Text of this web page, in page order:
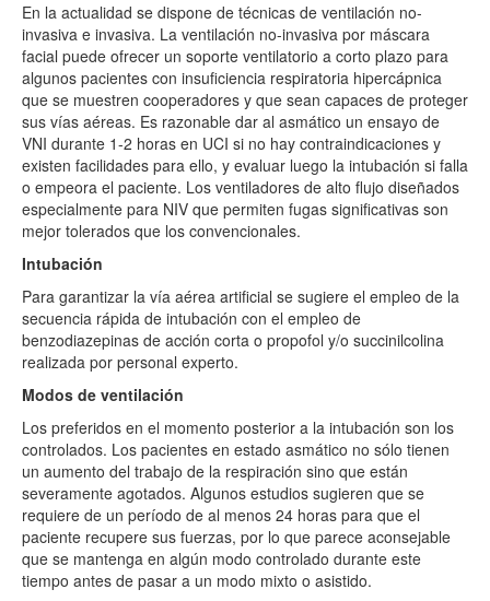
En la actualidad se dispone de técnicas de ventilación no-
invasiva e invasiva. La ventilación no-invasiva por máscara
facial puede ofrecer un soporte ventilatorio a corto plazo para
algunos pacientes con insuficiencia respiratoria hipercápnica
que se muestren cooperadores y que sean capaces de proteger
sus vías aéreas. Es razonable dar al asmático un ensayo de
VNI durante 1-2 horas en UCI si no hay contraindicaciones y
existen facilidades para ello, y evaluar luego la intubación si falla
o empeora el paciente. Los ventiladores de alto flujo diseñados
especialmente para NIV que permiten fugas significativas son
mejor tolerados que los convencionales.
Intubación
Para garantizar la vía aérea artificial se sugiere el empleo de la
secuencia rápida de intubación con el empleo de
benzodiazepinas de acción corta o propofol y/o succinilcolina
realizada por personal experto.
Modos de ventilación
Los preferidos en el momento posterior a la intubación son los
controlados. Los pacientes en estado asmático no sólo tienen
un aumento del trabajo de la respiración sino que están
severamente agotados. Algunos estudios sugieren que se
requiere de un período de al menos 24 horas para que el
paciente recupere sus fuerzas, por lo que parece aconsejable
que se mantenga en algún modo controlado durante este
tiempo antes de pasar a un modo mixto o asistido.